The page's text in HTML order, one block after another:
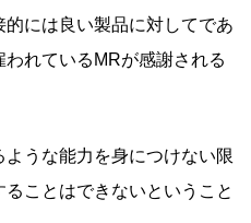
には良い製品に対してであ
れているMRが感謝される
うな能力を身につけない限
ことはできないということ